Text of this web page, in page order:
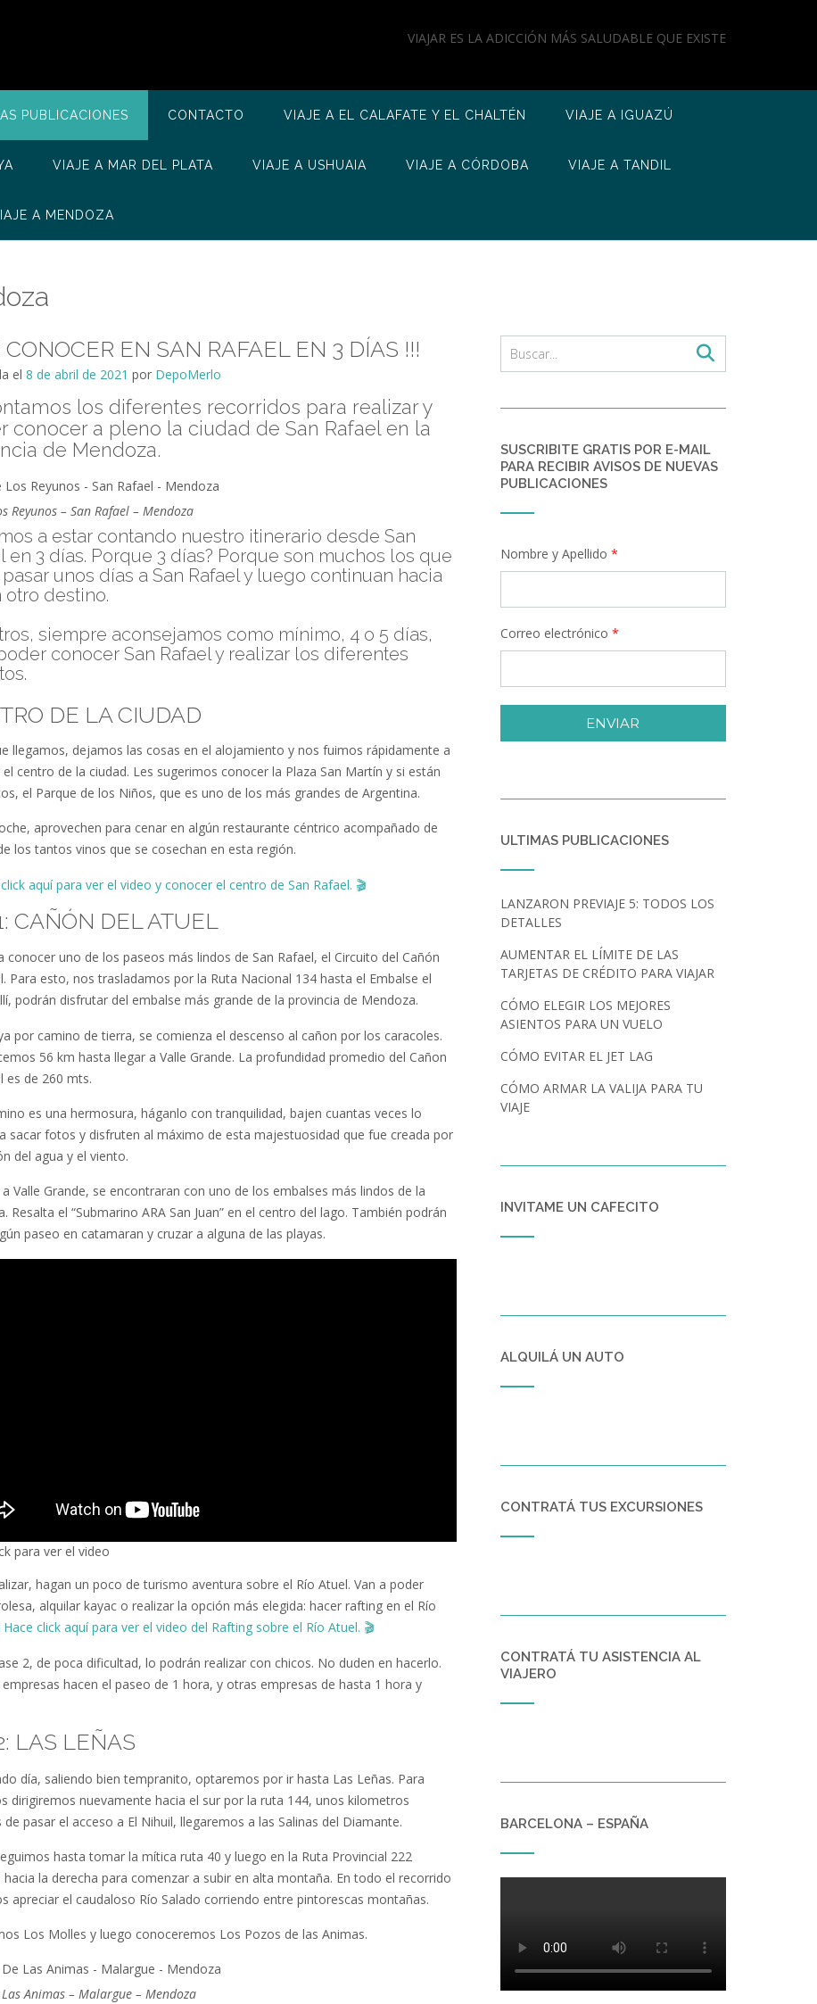
VIAJAR ES LA ADICCIÓN MÁS SALUDABLE QUE EXISTE
PUBLICACIONES CONTACTO VIAJE A EL CALAFATE Y EL CHALTÉN VIAJE A IGUAZÚ
VIAJE A MAR DEL PLATA VIAJE A USHUAIA VIAJE A CÓRDOBA VIAJE A TANDIL
A MENDOZA
EN SAN RAFAEL EN 3 DÍAS !!!
el 8 de abril de 2021 por DepoMerlo
los diferentes recorridos para realizar y
conocer a pleno la ciudad de San Rafael en la
de Mendoza.
Reyunos – San Rafael – Mendoza
a estar contando nuestro itinerario desde San
en 3 días. Porque 3 días? Porque son muchos los que
unos días a San Rafael y luego continuan hacia
otro destino.
siempre aconsejamos como mínimo, 4 o 5 días,
conocer San Rafael y realizar los diferentes
DE LA CIUDAD
llegamos, dejamos las cosas en el alojamiento y nos fuimos rápidamente a
centro de la ciudad. Les sugerimos conocer la Plaza San Martín y si están
el Parque de los Niños, que es uno de los más grandes de Argentina.
aprovechen para cenar en algún restaurante céntrico acompañado de
los tantos vinos que se cosechan en esta región.
aquí para ver el video y conocer el centro de San Rafael. 🎬
CAÑÓN DEL ATUEL
conocer uno de los paseos más lindos de San Rafael, el Circuito del Cañón
Para esto, nos trasladamos por la Ruta Nacional 134 hasta el Embalse el
podrán disfrutar del embalse más grande de la provincia de Mendoza.
por camino de tierra, se comienza el descenso al cañon por los caracoles.
56 km hasta llegar a Valle Grande. La profundidad promedio del Cañon
es de 260 mts.
es una hermosura, háganlo con tranquilidad, bajen cuantas veces lo
sacar fotos y disfruten al máximo de esta majestuosidad que fue creada por
del agua y el viento.
Valle Grande, se encontraran con uno de los embalses más lindos de la
Resalta el “Submarino ARA San Juan” en el centro del lago. También podrán
paseo en catamaran y cruzar a alguna de las playas.
para ver el video
hagan un poco de turismo aventura sobre el Río Atuel. Van a poder
alquilar kayac o realizar la opción más elegida: hacer rafting en el Río
Hace click aquí para ver el video del Rafting sobre el Río Atuel. 🎬
2, de poca dificultad, lo podrán realizar con chicos. No duden en hacerlo.
empresas hacen el paseo de 1 hora, y otras empresas de hasta 1 hora y
LAS LEÑAS
día, saliendo bien tempranito, optaremos por ir hasta Las Leñas. Para
dirigiremos nuevamente hacia el sur por la ruta 144, unos kilometros
de pasar el acceso a El Nihuil, llegaremos a las Salinas del Diamante.
hasta tomar la mítica ruta 40 y luego en la Ruta Provincial 222
hacia la derecha para comenzar a subir en alta montaña. En todo el recorrido
apreciar el caudaloso Río Salado corriendo entre pintorescas montañas.
Los Molles y luego conoceremos Los Pozos de las Animas.
Las Animas – Malargue – Mendoza
SUSCRIBITE GRATIS POR E-MAIL
PARA RECIBIR AVISOS DE NUEVAS
PUBLICACIONES
Nombre y Apellido *
Correo electrónico *
ENVIAR
ULTIMAS PUBLICACIONES
LANZARON PREVIAJE 5: TODOS LOS
DETALLES
AUMENTAR EL LÍMITE DE LAS
TARJETAS DE CRÉDITO PARA VIAJAR
CÓMO ELEGIR LOS MEJORES
ASIENTOS PARA UN VUELO
CÓMO EVITAR EL JET LAG
CÓMO ARMAR LA VALIJA PARA TU
VIAJE
INVITAME UN CAFECITO
ALQUILÁ UN AUTO
CONTRATÁ TUS EXCURSIONES
CONTRATÁ TU ASISTENCIA AL
VIAJERO
BARCELONA – ESPAÑA